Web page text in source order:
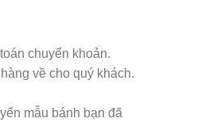
chuyển khoản.
về cho quý khách.
mẫu bánh bạn đã